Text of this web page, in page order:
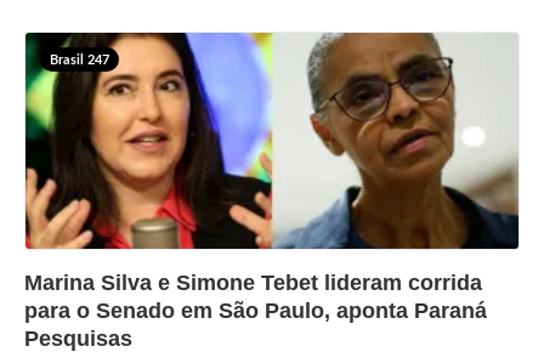
Brasil 247
?>
Marina Silva e Simone Tebet lideram corrida
para o Senado em São Paulo, aponta Paraná
Pesquisas